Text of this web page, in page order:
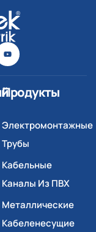
Продукты
Электромонтажные
Трубы
Кабельные
Каналы Из ПВХ
Металлические
Кабеленесущие